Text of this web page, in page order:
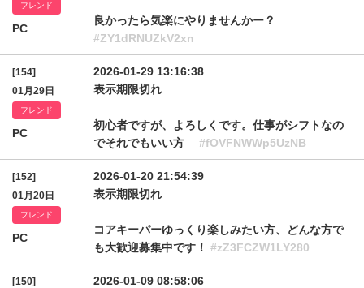
フレンド
PC
良かったら気楽にやりませんかー？
#ZY1dRNUZkV2xn
[154]
01月29日
フレンド
PC
2026-01-29 13:16:38
表示期限切れ
初心者ですが、よろしくです。仕事がシフトなの
でそれでもいい方 #fOVFNWWp5UzNB
[152]
01月20日
フレンド
PC
2026-01-20 21:54:39
表示期限切れ
コアキーパーゆっくり楽しみたい方、どんな方で
も大歓迎募集中です！ #zZ3FCZW1LY280
[150]
2026-01-09 08:58:06